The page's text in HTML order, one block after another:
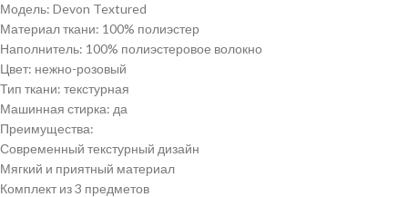
Модель: Devon Textured
Материал ткани: 100% полиэстер
Наполнитель: 100% полиэстеровое волокно
Цвет: нежно-розовый
Тип ткани: текстурная
Машинная стирка: да
Преимущества:
Современный текстурный дизайн
Мягкий и приятный материал
Комплект из 3 предметов